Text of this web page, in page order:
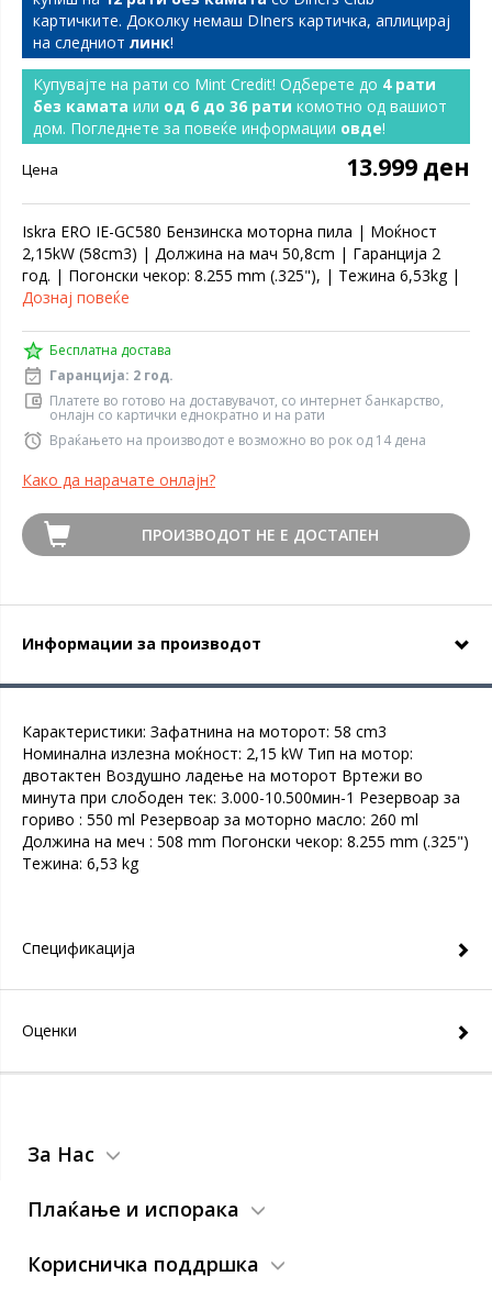
картичките. Доколку немаш DIners картичка, аплицирај
на следниот линк!
Купувајте на рати со Mint Credit! Одберете до 4 рати
без камата или од 6 до 36 рати комотно од вашиот
дом. Погледнете за повеќе информации овде!
Цена 13.999 ден
Iskra ERO IE-GC580 Бензинска моторна пила | Моќност
2,15kW (58cm3) | Должина на мач 50,8cm | Гаранција 2
год. | Погонски чекор: 8.255 mm (.325"), | Тежина 6,53kg |
Дознај повеќе
Бесплатна достава
Гаранција: 2 год.
Платете во готово на доставувачот, со интернет банкарство,
онлајн со картички еднократно и на рати
Враќањето на производот е возможно во рок од 14 дена
Како да нарачате онлајн?
ПРОИЗВОДОТ НЕ Е ДОСТАПЕН
Информации за производот
Карактеристики: Зафатнина на моторот: 58 cm3
Номинална излезна моќност: 2,15 kW Тип на мотор:
двотактен Воздушно ладење на моторот Вртежи во
минута при слободен тек: 3.000-10.500мин-1 Резервоар за
гориво : 550 ml Резервоар за моторно масло: 260 ml
Должина на меч : 508 mm Погонски чекор: 8.255 mm (.325")
Тежина: 6,53 kg
Спецификација
Оценки
За Нас
Плаќање и испорака
Корисничка поддршка